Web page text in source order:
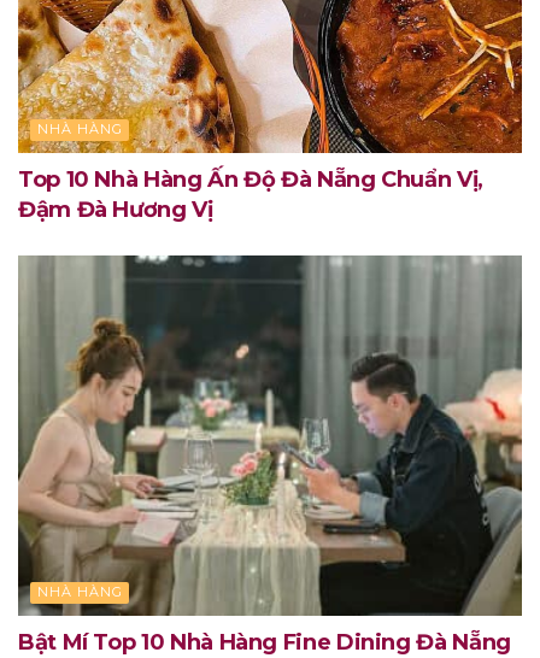
NHÀ HÀNG
Top 10 Nhà Hàng Ấn Độ Đà Nẵng Chuẩn Vị,
Đậm Đà Hương Vị
NHÀ HÀNG
Bật Mí Top 10 Nhà Hàng Fine Dining Đà Nẵng